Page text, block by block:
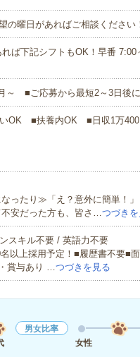
の曜日があればご相談ください
ば下記シフトもOK！早番 7:00
～ ■ご応募から最短2～3日後
OK ■扶養内OK ■日収1万400
ったり≫「え？意外に簡単！
不安だった方も、皆さ…つづきを
スキル不要 / 英語力不要
以上採用予定！■履歴書不要■
賞与あり …つづきを見る
男女比率
女性